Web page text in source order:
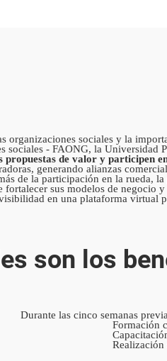
organizaciones sociales y la
sociales - FAONG, la
propuestas de valor y participen
generando alianzas
de la participación en la rueda,
sus modelos de negocio
en una plataforma virtual
son los
Durante las cinco semanas
Formación
Realización